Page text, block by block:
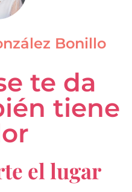
Bonillo
te da
tiene
el lugar